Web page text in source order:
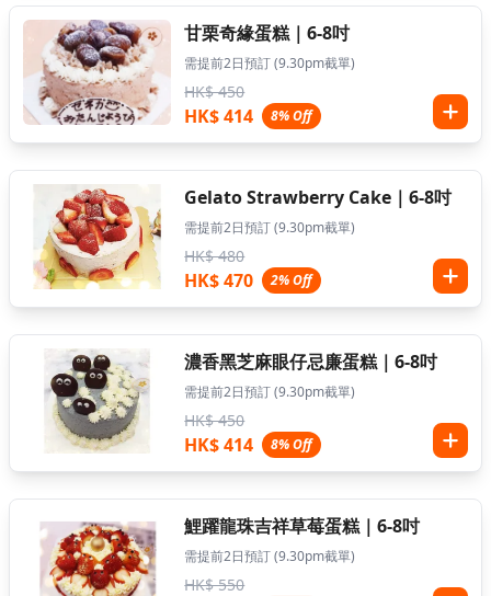
甘栗奇緣蛋糕｜6-8吋
需提前2日預訂 (9.30pm截單)
HK$ 450
HK$ 414 8% Off
Gelato Strawberry Cake｜6-8吋
需提前2日預訂 (9.30pm截單)
HK$ 480
HK$ 470 2% Off
濃香黑芝麻眼仔忌廉蛋糕｜6-8吋
需提前2日預訂 (9.30pm截單)
HK$ 450
HK$ 414 8% Off
鯉躍龍珠吉祥草莓蛋糕｜6-8吋
需提前2日預訂 (9.30pm截單)
HK$ 550